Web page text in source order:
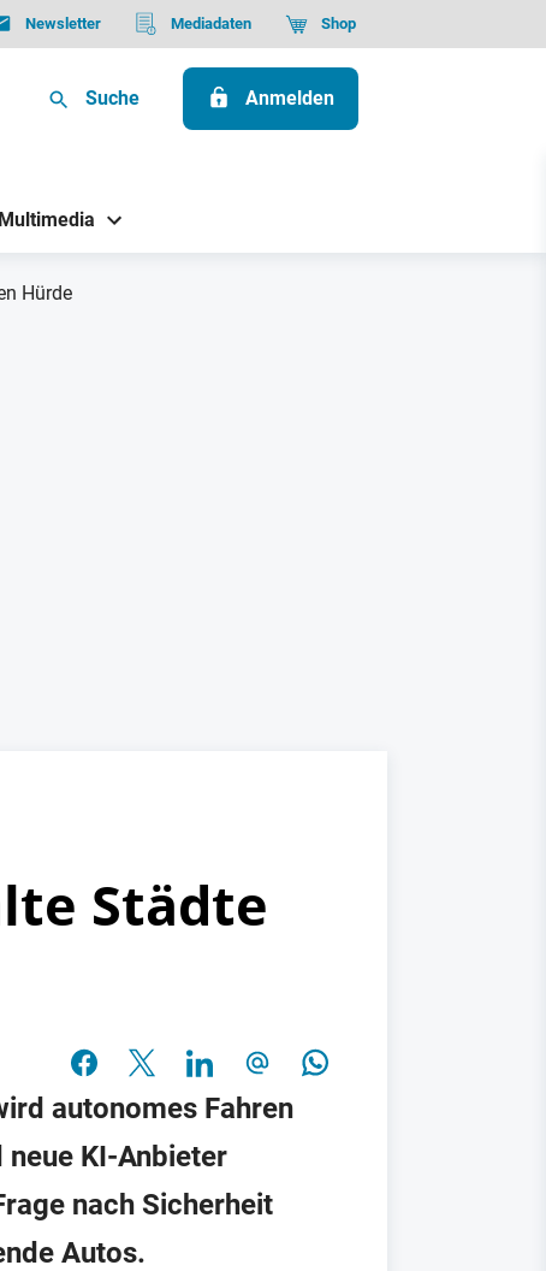
Newsletter Mediadaten Shop
Suche Anmelden
Multimedia
Hürde
Städte
autonomes Fahren
KI-Anbieter
nach Sicherheit
Autos.